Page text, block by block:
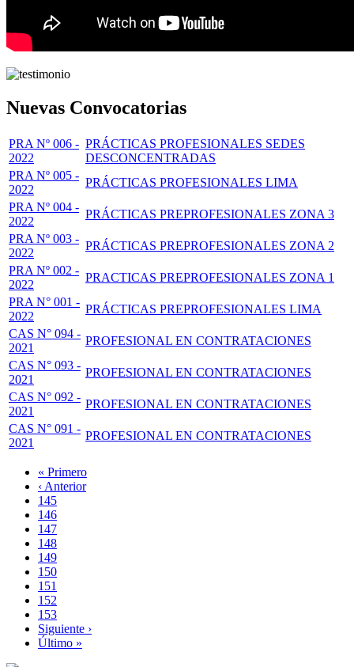
Nuevas Convocatorias
PRA Nº 006 -
2022
PRÁCTICAS PROFESIONALES SEDES
DESCONCENTRADAS
PRA Nº 005 -
2022
PRÁCTICAS PROFESIONALES LIMA
PRA Nº 004 -
2022
PRÁCTICAS PREPROFESIONALES ZONA 3
PRA Nº 003 -
2022
PRÁCTICAS PREPROFESIONALES ZONA 2
PRA Nº 002 -
2022
PRACTICAS PREPROFESIONALES ZONA 1
PRA N° 001 -
2022
PRÁCTICAS PREPROFESIONALES LIMA
CAS N° 094 -
2021
PROFESIONAL EN CONTRATACIONES
CAS N° 093 -
2021
PROFESIONAL EN CONTRATACIONES
CAS N° 092 -
2021
PROFESIONAL EN CONTRATACIONES
CAS N° 091 -
2021
PROFESIONAL EN CONTRATACIONES
Paginación
Primera
página
« Primero
Página
anterior
‹ Anterior
Page
145
Page
146
Page
147
Page
148
Página
actual
149
Page
150
Page
151
Page
152
Page
153
Siguiente
página
Siguiente ›
Última
Último »